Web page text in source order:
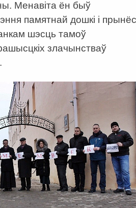
Менавіта ён быў
памятнай дошкі і прынёс
шэсць тамоў
злачынстваў